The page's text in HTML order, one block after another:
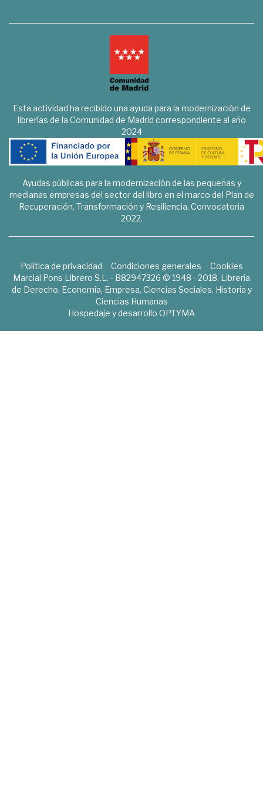
Esta actividad ha recibido una ayuda para la modernización de
librerías de la Comunidad de Madrid correspondiente al año
2024
Ayudas públicas para la modernización de las pequeñas y
medianas empresas del sector del libro en el marco del Plan de
Recuperación, Transformación y Resiliencia. Convocatoria
2022.
Política de privacidad Condiciones generales
Cookies
Marcial Pons Librero S.L. - B82947326 © 1948 - 2018. Librería
de Derecho, Economía, Empresa, Ciencias Sociales, Historia y
Ciencias Humanas
Hospedaje y desarrollo OPTYMA